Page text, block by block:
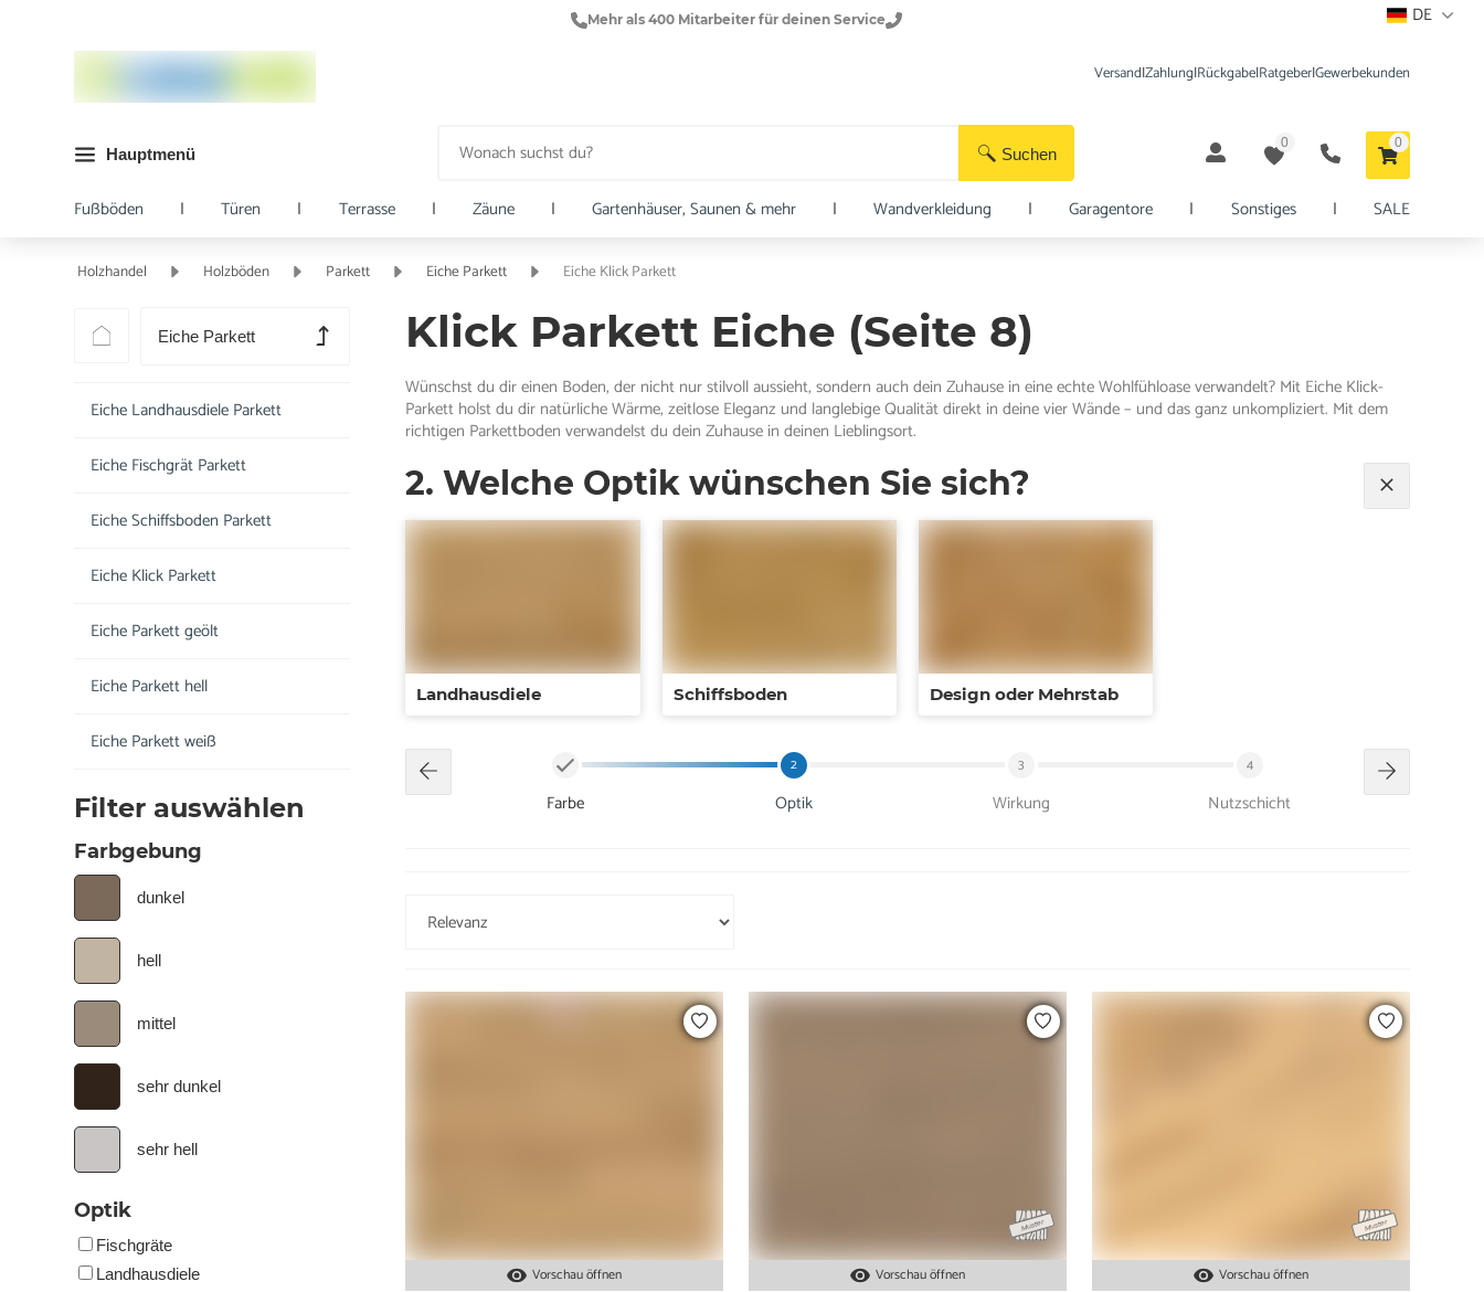
Mehr als 400 Mitarbeiter für deinen Service DE
Suchen
Versand|Zahlung|Rückgabe|Ratgeber|Gewerbekunden
Hauptmenü
0 0
Fußböden | Türen | Terrasse | Zäune | Gartenhäuser, Saunen & mehr | Wandverkleidung | Garagentore | Sonstiges | SALE
Holzhandel Holzböden Parkett Eiche Parkett Eiche Klick Parkett
Eiche Parkett
Eiche Landhausdiele Parkett
Eiche Fischgrät Parkett
Eiche Schiffsboden Parkett
Eiche Klick Parkett
Eiche Parkett geölt
Eiche Parkett hell
Eiche Parkett weiß
Filter auswählen
Farbgebung
dunkel
hell
mittel
sehr dunkel
sehr hell
Optik
Fischgräte
Landhausdiele
Klick Parkett Eiche (Seite 8)
Wünschst du dir einen Boden, der nicht nur stilvoll aussieht, sondern auch dein Zuhause in eine echte Wohlfühloase verwandelt? Mit Eiche Klick-
Parkett holst du dir natürliche Wärme, zeitlose Eleganz und langlebige Qualität direkt in deine vier Wände – und das ganz unkompliziert. Mit dem
richtigen Parkettboden verwandelst du dein Zuhause in deinen Lieblingsort.
2. Welche Optik wünschen Sie sich?
Landhausdiele Schiffsboden Design oder Mehrstab
Farbe
2
Optik
3
Wirkung
4
Nutzschicht
Vorschau öffnen Vorschau öffnen Vorschau öffnen